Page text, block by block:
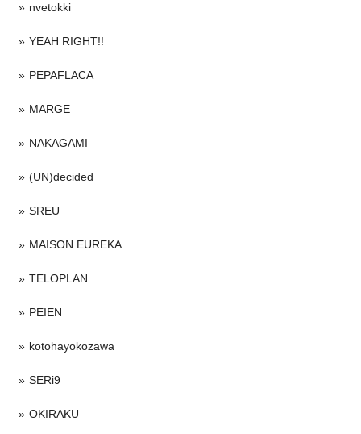
nvetokki
YEAH RIGHT!!
PEPAFLACA
MARGE
NAKAGAMI
(UN)decided
SREU
MAISON EUREKA
TELOPLAN
PEIEN
kotohayokozawa
SERi9
OKIRAKU